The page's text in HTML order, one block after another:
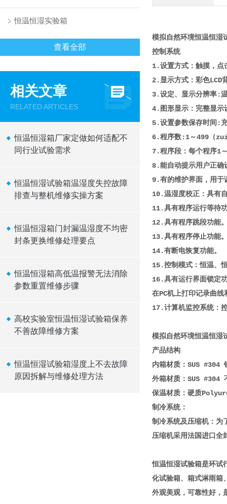
恒温恒湿实验箱
查看全部
相关文章
RELATED ARTICLES
恒温恒湿箱厂家定做如何适配不
同行业试验需求
恒温恒湿试验箱温湿度失控故障
排查与整机维修实操方案
恒温恒湿箱门封漏温湿度不均密
封条更换维修处理要点
恒温恒湿箱高低温报警无法消除
参数重置维修步骤
高校实验室恒温恒湿试验箱保养
不善故障维修方案
恒温恒湿试验箱湿度上不去故障
原因拆解与维修处理方法
模拟自然环境恒温恒湿
控制系统
1.设置方式：触摸，点
2.显示方式：彩色LCD
3.设定、显示分辨率:
4.图形显示：完整显示
5.设置参数保存时间:
6.程序数:1～499（
7.程序段：每个程序1
8.能自动提示用户正确
9.有的维护界面，用于
10.温湿度校正：具有
11.具有程序运行等待
12.具有程序跳段功能
13.具有程序停止功能
14.有断电恢复功能。
15.控制模式：恒温、
16.具有运行界面锁定
在PC机上打印记录曲
17.计算机监控系统：
模拟自然环境恒温恒湿
产品结构
内箱材质：SUS #304
外箱材质：SUS #304
保温材质：硬质
制冷系统：
制冷系统及压缩机：为
压缩机采用法国进口全
恒温恒湿试验箱是环试
化试验箱、箱式淋雨箱
外观美观，可靠性好，